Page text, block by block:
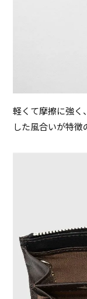
軽くて摩擦に強く
した風合いが特徴